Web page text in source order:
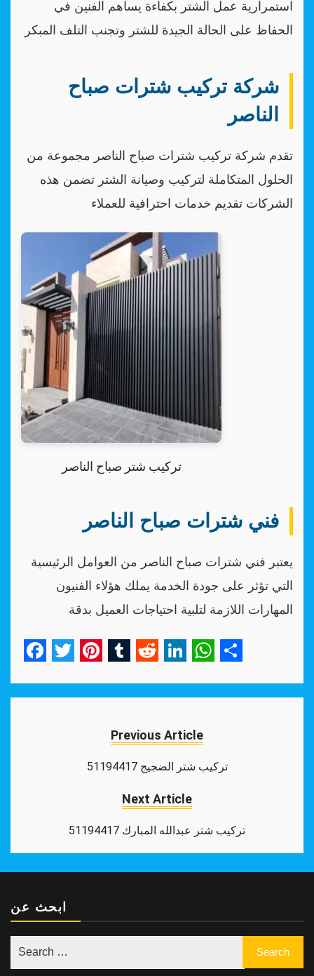
استمرارية عمل الشتر بكفاءة يساهم الفنين في
الحفاظ على الحالة الجيدة للشتر وتجنب التلف المبكر
شركة تركيب شترات صباح
الناصر
تقدم شركة تركيب شترات صباح الناصر مجموعة من
الحلول المتكاملة لتركيب وصيانة الشتر تضمن هذه
الشركات تقديم خدمات احترافية للعملاء
تركيب شتر صباح الناصر
فني شترات صباح الناصر
يعتبر فني شترات صباح الناصر من العوامل الرئيسية
التي تؤثر على جودة الخدمة يملك هؤلاء الفنيون
المهارات اللازمة لتلبية احتياجات العميل بدقة
Previous Article
تركيب شتر الضجيج 51194417
Next Article
تركيب شتر عبدالله المبارك 51194417
ابحث عن